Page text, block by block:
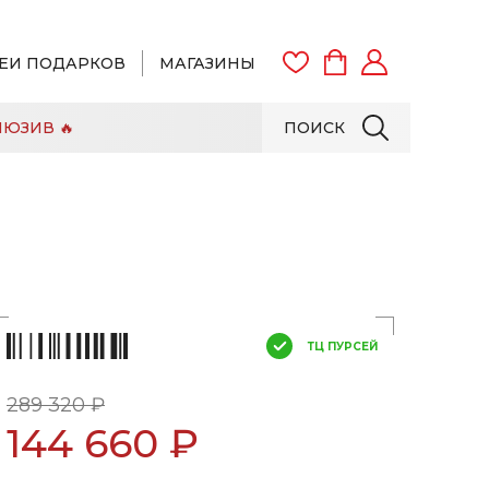
ПОДАРКОВ МАГАЗИНЫ
ПОИСК
🔥
ТЦ ПУРСЕЙ
289 320 ₽
144 660 ₽